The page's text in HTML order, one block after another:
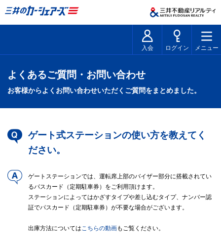
入会 ログイン メニュー
よくあるご質問・お問い合わせ
お客様からよくお問い合わせいただくご質問をまとめました。
ゲート式ステーションの使い方を教えてく
ださい。
ゲートステーションでは、運転席上部のバイザー部分に搭載されてい
るパスカード（定期駐車券）をご利用頂けます。
ステーションによってはかざすタイプや差し込むタイプ、ナンバー認
証でパスカード（定期駐車券）が不要な場合がございます。
出庫方法についてはこちらの動画もご覧ください。